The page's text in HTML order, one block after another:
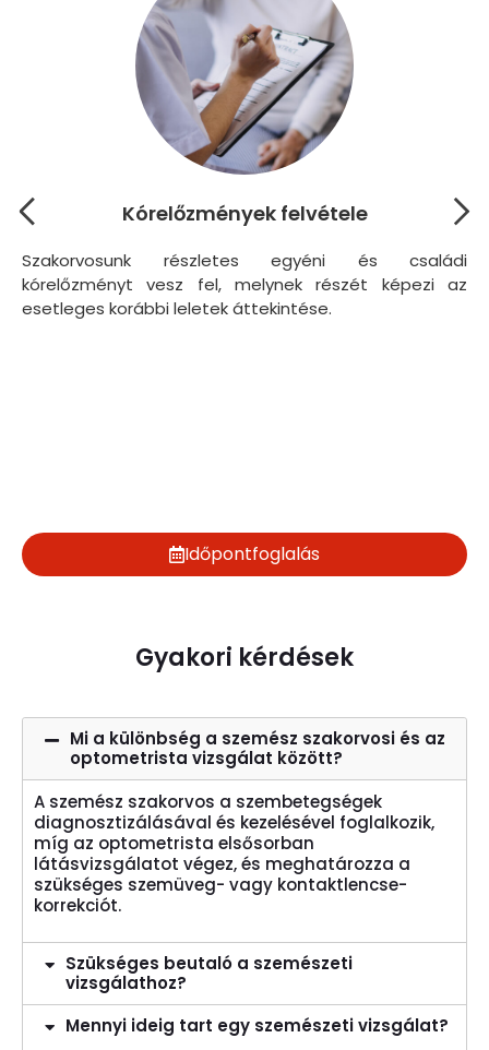
Kórelőzmények felvétele
Szakorvosunk részletes egyéni és családi
kórelőzményt vesz fel, melynek részét képezi az
esetleges korábbi leletek áttekintése.
Időpontfoglalás
Gyakori kérdések
Mi a különbség a szemész szakorvosi és az
optometrista vizsgálat között?
A szemész szakorvos a szembetegségek
diagnosztizálásával és kezelésével foglalkozik,
míg az optometrista elsősorban
látásvizsgálatot végez, és meghatározza a
szükséges szemüveg- vagy kontaktlencse-
korrekciót.
Szükséges beutaló a szemészeti
vizsgálathoz?
Mennyi ideig tart egy szemészeti vizsgálat?